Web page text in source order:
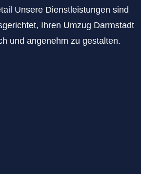
Unsere Dienstleistungen sind
Ihren Umzug Darmstadt
und angenehm zu gestalten.